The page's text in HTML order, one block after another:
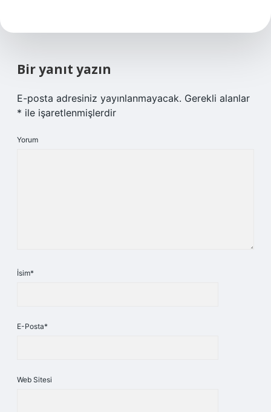
Bir yanıt yazın
E-posta adresiniz yayınlanmayacak. Gerekli alanlar
* ile işaretlenmişlerdir
Yorum
İsim*
E-Posta*
Web Sitesi